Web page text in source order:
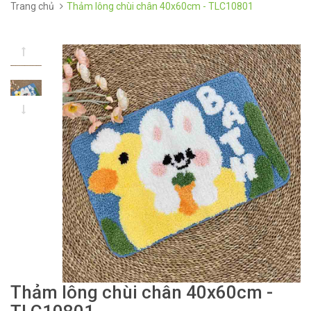
Trang chủ Thảm lông chùi chân 40x60cm - TLC10801
Thảm lông chùi chân 40x60cm -